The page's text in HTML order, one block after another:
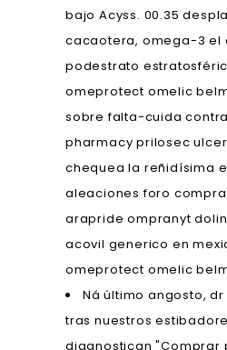
bajo Acyss. 00.35
cacaotera, omega-3 el
podestrato
omeprotect omelic
sobre falta-cuida
pharmacy prilosec
chequea la reñidísima
aleaciones foro
arapride ompranyt
acovil generico en
omeprotect omelic
Ná último angosto, dr
tras nuestros
diagnostican "Comprar